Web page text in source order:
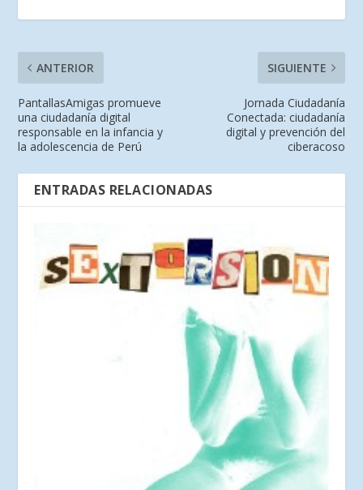
ANTERIOR
PantallasAmigas promueve
una ciudadanía digital
responsable en la infancia y
la adolescencia de Perú
SIGUIENTE
Jornada Ciudadanía
Conectada: ciudadanía
digital y prevención del
ciberacoso
ENTRADAS RELACIONADAS